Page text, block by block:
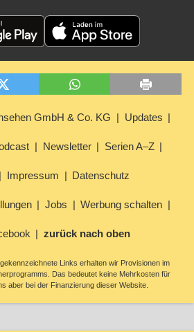
GmbH & Co. KG Updates
Newsletter Serien A–Z
Impressum Datenschutz
Jobs Werbung schalten
zurück nach oben
Links erhalten wir Provisionen im
Das bedeutet keine Mehrkosten für
aber bei der Finanzierung dieser Website.